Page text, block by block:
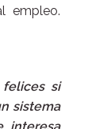
empleo.
felices si
sistema